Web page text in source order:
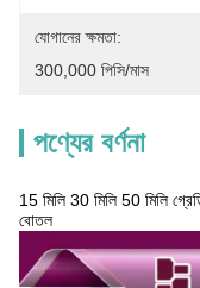
যোগানের ক্ষমতা:
300,000 পিসি/মাস
পণ্যের বর্ণনা
15 মিলি 30 মিলি 50 মিলি
বোতল